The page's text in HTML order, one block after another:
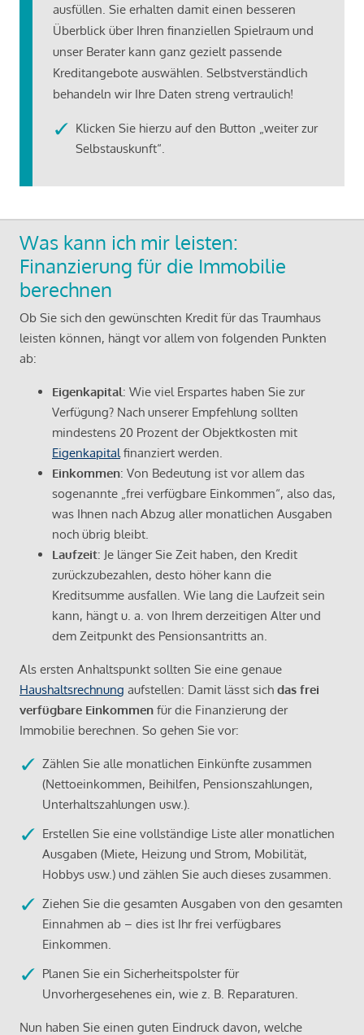
ausfüllen. Sie erhalten damit einen besseren
Überblick über Ihren finanziellen Spielraum und
unser Berater kann ganz gezielt passende
Kreditangebote auswählen. Selbstverständlich
behandeln wir Ihre Daten streng vertraulich!
Klicken Sie hierzu auf den Button „weiter zur
Selbstauskunft“.
Was kann ich mir leisten:
Finanzierung für die Immobilie
berechnen
Ob Sie sich den gewünschten Kredit für das Traumhaus
leisten können, hängt vor allem von folgenden Punkten
ab:
Eigenkapital: Wie viel Erspartes haben Sie zur
Verfügung? Nach unserer Empfehlung sollten
mindestens 20 Prozent der Objektkosten mit
Eigenkapital finanziert werden.
Einkommen: Von Bedeutung ist vor allem das
sogenannte „frei verfügbare Einkommen“, also das,
was Ihnen nach Abzug aller monatlichen Ausgaben
noch übrig bleibt.
Laufzeit: Je länger Sie Zeit haben, den Kredit
zurückzubezahlen, desto höher kann die
Kreditsumme ausfallen. Wie lang die Laufzeit sein
kann, hängt u. a. von Ihrem derzeitigen Alter und
dem Zeitpunkt des Pensionsantritts an.
Als ersten Anhaltspunkt sollten Sie eine genaue
Haushaltsrechnung aufstellen: Damit lässt sich das frei
verfügbare Einkommen für die Finanzierung der
Immobilie berechnen. So gehen Sie vor:
Zählen Sie alle monatlichen Einkünfte zusammen
(Nettoeinkommen, Beihilfen, Pensionszahlungen,
Unterhaltszahlungen usw.).
Erstellen Sie eine vollständige Liste aller monatlichen
Ausgaben (Miete, Heizung und Strom, Mobilität,
Hobbys usw.) und zählen Sie auch dieses zusammen.
Ziehen Sie die gesamten Ausgaben von den gesamten
Einnahmen ab – dies ist Ihr frei verfügbares
Einkommen.
Planen Sie ein Sicherheitspolster für
Unvorhergesehenes ein, wie z. B. Reparaturen.
Nun haben Sie einen guten Eindruck davon, welche